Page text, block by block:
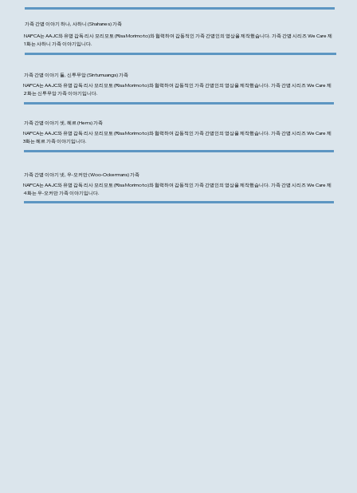
가족 간병 이야기 하나, 샤하니 (Shahanes) 가족
NAPCA는 AAJC와 유명 감독 리사 모리모토 (Risa Morimoto)와 협력하여 감동적인 가족 간병인의 영상을 제작했습니다. 가족 간병 시리즈 We Care 제
1화는 샤하니 가족 이야기입니다.
가족 간병 이야기 둘, 신투무앙 (Sintumuangs) 가족
NAPCA는 AAJC와 유명 감독 리사 모리모토 (Risa Morimoto)와 협력하여 감동적인 가족 간병인의 영상을 제작했습니다. 가족 간병 시리즈 We Care 제
2화는 신투무앙 가족 이야기입니다.
가족 간병 이야기 셋, 헤르 (Herrs) 가족
NAPCA는 AAJC와 유명 감독 리사 모리모토 (Risa Morimoto)와 협력하여 감동적인 가족 간병인의 영상을 제작했습니다. 가족 간병 시리즈 We Care 제
3화는 헤르 가족 이야기입니다.
가족 간병 이야기 넷, 우-오커만 (Woo-Ockermans) 가족
NAPCA는 AAJC와 유명 감독 리사 모리모토 (Risa Morimoto)와 협력하여 감동적인 가족 간병인의 영상을 제작했습니다. 가족 간병 시리즈 We Care 제
4화는 우-오커만 가족 이야기입니다.